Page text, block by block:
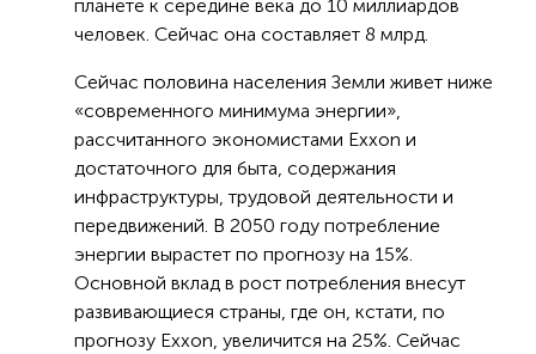
планете к середине века до 10 миллиардов
человек. Сейчас она составляет 8 млрд.
Сейчас половина населения Земли живет ниже
«современного минимума энергии»,
рассчитанного экономистами Exxon и
достаточного для быта, содержания
инфраструктуры, трудовой деятельности и
передвижений. В 2050 году потребление
энергии вырастет по прогнозу на 15%.
Основной вклад в рост потребления внесут
развивающиеся страны, где он, кстати, по
прогнозу Exxon, увеличится на 25%. Сейчас